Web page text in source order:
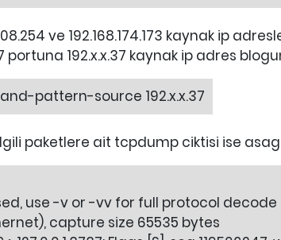
ve 192.168.174.173 kaynak ip
portuna 192.x.x.37 kaynak ip adres
pattern-source 192.x.x.37
paketlere ait tcpdump ciktisi ise
use -v or -vv for full protocol decode
capture size 65535 bytes